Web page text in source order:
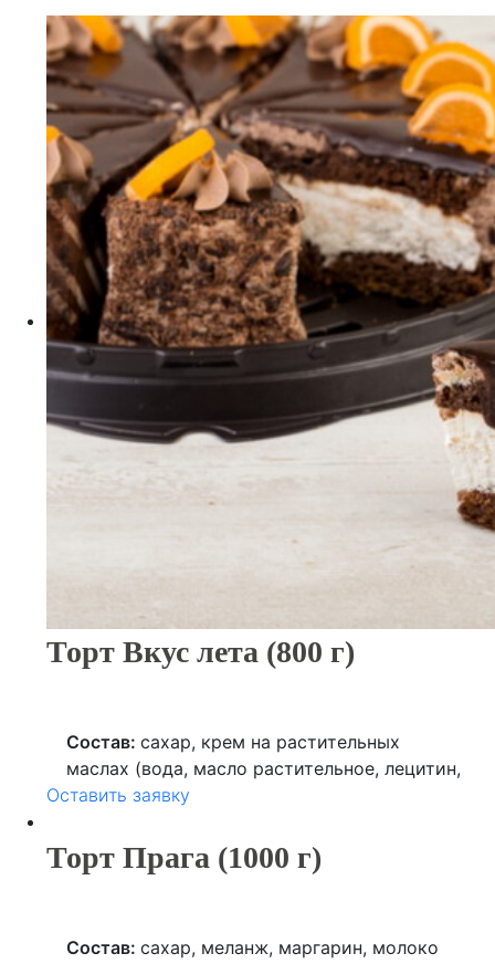
Торт Вкус лета (800 г)
Состав: сахар, крем на растительных
маслах (вода, масло растительное, лецитин,
сахар, глюкоза), глазурь кондитерская
какао
, сухие молочные продукты,
ароматизатор), сметанный продукт (молоко
пшеничная высшего сорта, сливки
Оставить заявку
Торт Прага (1000 г)
Состав: сахар, меланж, маргарин, молоко